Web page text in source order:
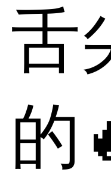
舌
的